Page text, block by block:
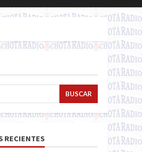
BUSCAR
RECIENTES